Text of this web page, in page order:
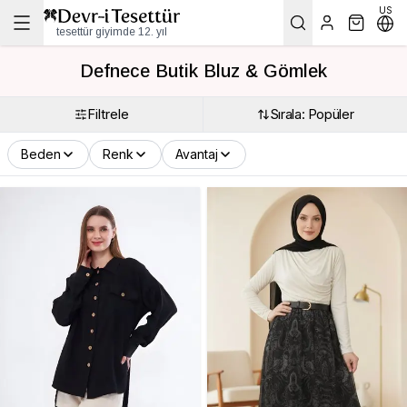
tesettür giyimde 12. yıl
US
Defnece Butik Bluz & Gömlek
Filtrele Sırala: Popüler
Beden Renk Avantaj